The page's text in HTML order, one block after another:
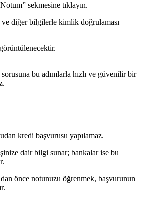
sekmesine tıklayın.
diğer bilgilerle kimlik doğrulaması
bu adımlarla hızlı ve güvenilir bir
kredi başvurusu yapılamaz.
dair bilgi sunar; bankalar ise bu
önce notunuzu öğrenmek, başvurunun